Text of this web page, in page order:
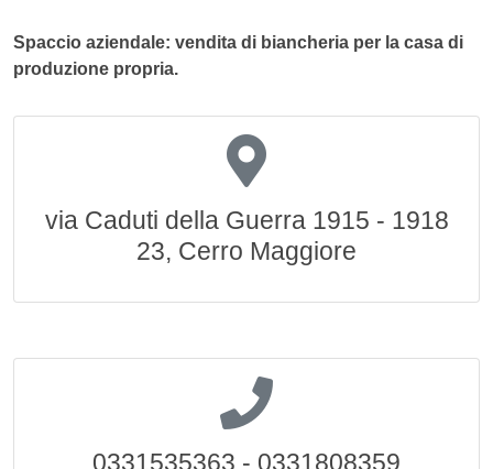
Spaccio aziendale: vendita di biancheria per la casa di
produzione propria.
via Caduti della Guerra 1915 - 1918
23, Cerro Maggiore
0331535363 - 0331808359